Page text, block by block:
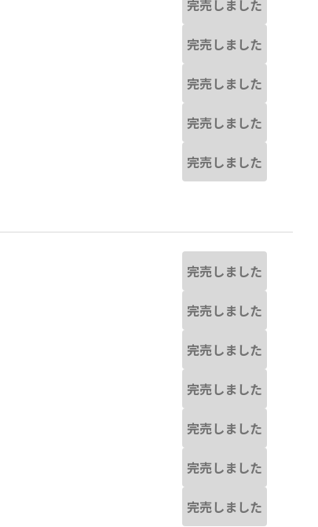
完売しました
完売しました
完売しました
完売しました
完売しました
完売しました
完売しました
完売しました
完売しました
完売しました
完売しました
完売しました